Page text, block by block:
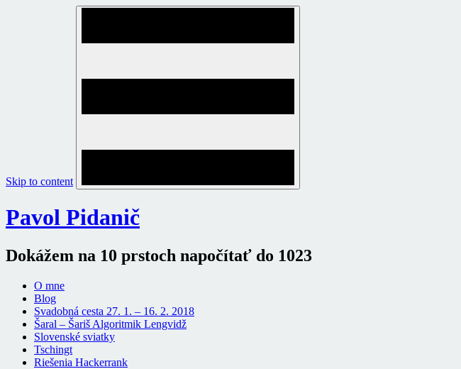
Skip to content
Pavol Pidanič
Dokážem na 10 prstoch napočítať do 1023
O mne
Blog
Svadobná cesta 27. 1. – 16. 2. 2018
Šaral – Šariš Algoritmik Lengvidž
Slovenské sviatky
Tschingt
Riešenia Hackerrank